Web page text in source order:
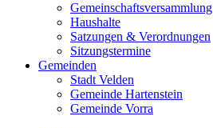
Gemeinschaftsversammlung
Haushalte
Satzungen & Verordnungen
Sitzungstermine
Gemeinden
Stadt Velden
Gemeinde Hartenstein
Gemeinde Vorra